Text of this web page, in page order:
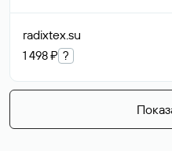
radixtex.su
1 498 ₽ ?